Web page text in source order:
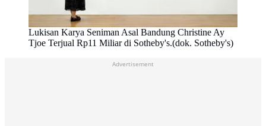
Lukisan Karya Seniman Asal Bandung Christine Ay
Tjoe Terjual Rp11 Miliar di Sotheby's.(dok. Sotheby's)